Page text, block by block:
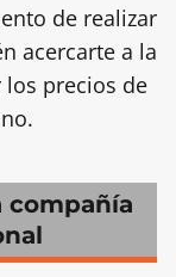
de realizar
acercarte a la
los precios de
compañía